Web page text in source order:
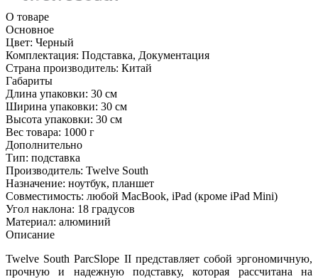
О товаре
Основное
Цвет: Черный
Комплектация: Подставка, Документация
Страна производитель: Китай
Габариты
Длина упаковки: 30 см
Ширина упаковки: 30 см
Высота упаковки: 30 см
Вес товара: 1000 г
Дополнительно
Тип: подставка
Производитель: Twelve South
Назначение: ноутбук, планшет
Совместимость: любой MacBook, iPad (кроме iPad Mini)
Угол наклона: 18 градусов
Материал: алюминий
Описание
Twelve South ParcSlope II представляет собой эргономичную,
прочную и надежную подставку, которая рассчитана на